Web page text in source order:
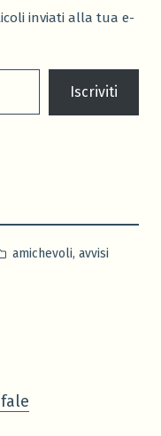
inviati alla tua e-
Iscriviti
Pubblicato
amichevoli, avvisi